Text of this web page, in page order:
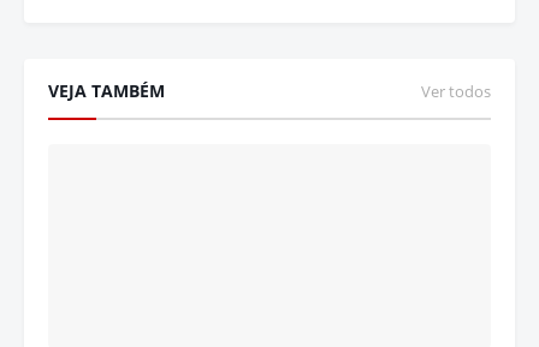
VEJA TAMBÉM Ver todos